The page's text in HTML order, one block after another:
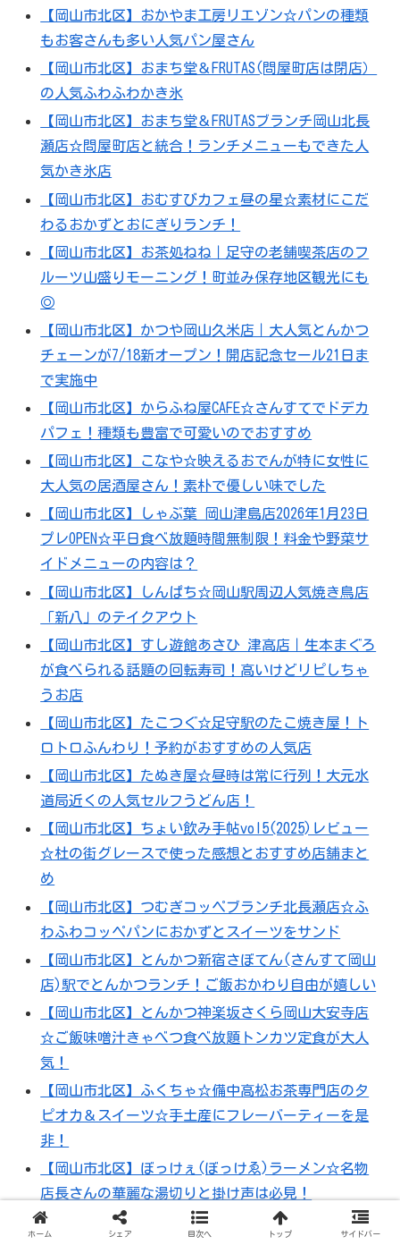
【岡山市北区】おかやま工房リエゾン☆パンの種類
もお客さんも多い人気パン屋さん
【岡山市北区】おまち堂＆FRUTAS(問屋町店は閉店）
の人気ふわふわかき氷
【岡山市北区】おまち堂＆FRUTASブランチ岡山北長
瀬店☆問屋町店と統合！ランチメニューもできた人
気かき氷店
【岡山市北区】おむすびカフェ昼の星☆素材にこだ
わるおかずとおにぎりランチ！
【岡山市北区】お茶処ねね｜足守の老舗喫茶店のフ
ルーツ山盛りモーニング！町並み保存地区観光にも
◎
【岡山市北区】かつや岡山久米店｜大人気とんかつ
チェーンが7/18新オープン！開店記念セール21日ま
で実施中
【岡山市北区】からふね屋CAFE☆さんすてでドデカ
パフェ！種類も豊富で可愛いのでおすすめ
【岡山市北区】こなや☆映えるおでんが特に女性に
大人気の居酒屋さん！素朴で優しい味でした
【岡山市北区】しゃぶ葉 岡山津島店2026年1月23日
プレOPEN☆平日食べ放題時間無制限！料金や野菜サ
イドメニューの内容は？
【岡山市北区】しんぱち☆岡山駅周辺人気焼き鳥店
「新八」のテイクアウト
【岡山市北区】すし遊館あさひ 津高店｜生本まぐろ
が食べられる話題の回転寿司！高いけどリピしちゃ
うお店
【岡山市北区】たこつぐ☆足守駅のたこ焼き屋！ト
ロトロふんわり！予約がおすすめの人気店
【岡山市北区】たぬき屋☆昼時は常に行列！大元水
道局近くの人気セルフうどん店！
【岡山市北区】ちょい飲み手帖vol5(2025)レビュー
☆杜の街グレースで使った感想とおすすめ店舗まと
め
【岡山市北区】つむぎコッペブランチ北長瀬店☆ふ
わふわコッペパンにおかずとスイーツをサンド
【岡山市北区】とんかつ新宿さぼてん(さんすて岡山
店)駅でとんかつランチ！ご飯おかわり自由が嬉しい
【岡山市北区】とんかつ神楽坂さくら岡山大安寺店
☆ご飯味噌汁きゃべつ食べ放題トンカツ定食が大人
気！
【岡山市北区】ふくちゃ☆備中高松お茶専門店のタ
ピオカ＆スイーツ☆手土産にフレーバーティーを是
非！
【岡山市北区】ぼっけぇ(ぼっけゑ)ラーメン☆名物
店長さんの華麗な湯切りと掛け声は必見！
【岡山市北区】ぼんち☆北区白石のコスパ抜群中華
ホーム シェア 目次へ トップ サイドバー